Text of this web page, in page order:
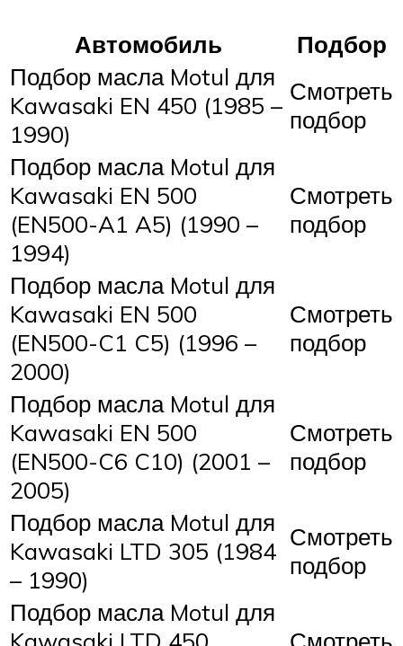
Автомобиль
Подбор
Подбор масла Motul для
Kawasaki EN 450 (1985 –
1990)
Смотреть
подбор
Подбор масла Motul для
Kawasaki EN 500
(EN500-A1 A5) (1990 –
1994)
Смотреть
подбор
Подбор масла Motul для
Kawasaki EN 500
(EN500-C1 C5) (1996 –
2000)
Смотреть
подбор
Подбор масла Motul для
Kawasaki EN 500
(EN500-C6 C10) (2001 –
2005)
Смотреть
подбор
Подбор масла Motul для
Kawasaki LTD 305 (1984
– 1990)
Смотреть
подбор
Подбор масла Motul для